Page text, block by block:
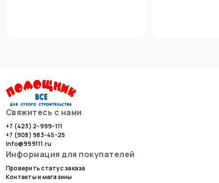
Свяжитесь с нами
+7 (423) 2-999-111
+7 (908) 983-45-25
info@999111.ru
Информация для покупателей
Проверить статус заказа
Контакты и магазины